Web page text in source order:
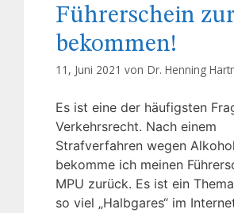
Führerschein
bekommen!
11, Juni 2021 von Dr. Henning
Es ist eine der häufigsten
Verkehrsrecht. Nach einem
Strafverfahren wegen
bekomme ich meinen
MPU zurück. Es ist ein
so viel „Halbgares“ im